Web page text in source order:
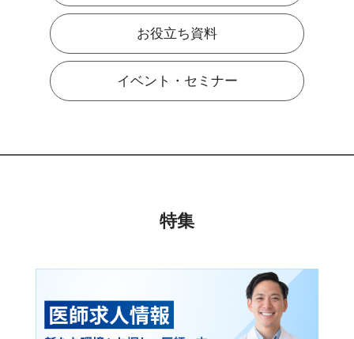
お役立ち資料
イベント・セミナー
特集